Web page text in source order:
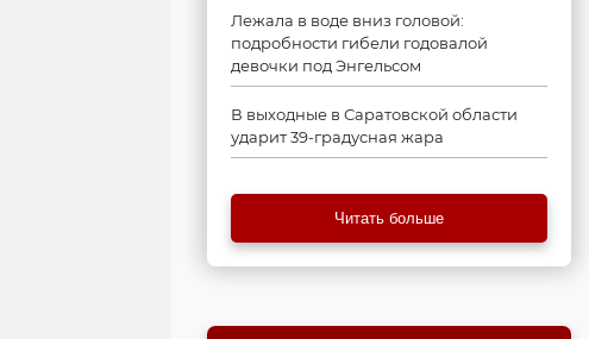
Лежала в воде вниз головой:
подробности гибели годовалой
девочки под Энгельсом
В выходные в Саратовской области
ударит 39-градусная жара
Читать больше